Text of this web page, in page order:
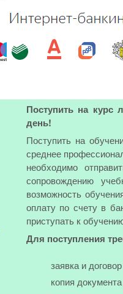
Поступить на курс
день!
Поступить на
среднее
необходимо
сопровождению
возможность
оплату по счету в
приступать к
Для поступления
заявка и
копия